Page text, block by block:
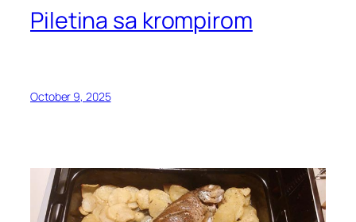
Piletina sa krompirom
October 9, 2025